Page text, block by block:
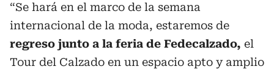
“Se hará en el marco de la semana
internacional de la moda, estaremos de
regreso junto a la feria de Fedecalzado, el
Tour del Calzado en un espacio apto y amplio